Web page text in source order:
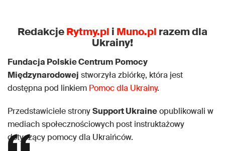
RedakcjeRytmy.pl i Muno.pl razem dla
Ukrainy!
Fundacja Polskie Centrum Pomocy
Międzynarodowej stworzyła zbiórkę, która jest
dostępna pod linkiem Pomoc dla Ukrainy.
Przedstawiciele stronySupport Ukraineopublikowali w
mediach społecznościowych post instruktażowy
dotyczący pomocy dla Ukraińców.